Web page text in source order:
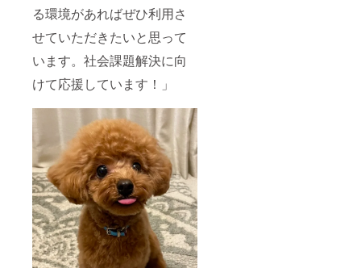
る環境があればぜひ利用さ
せていただきたいと思って
います。社会課題解決に向
けて応援しています！」